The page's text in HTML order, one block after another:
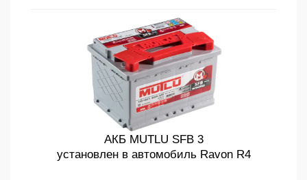
АКБ MUTLU SFB 3
установлен в автомобиль Ravon R4